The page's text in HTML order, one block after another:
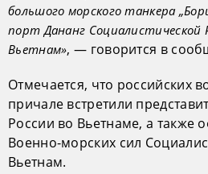
большого морского танкера
порт Дананг Социалистической
Вьетнам», — говорится в
Отмечается, что российских
причале встретили
России во Вьетнаме, а также
Военно-морских сил
Вьетнам.